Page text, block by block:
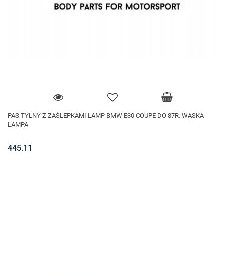
PAS TYLNY Z ZAŚLEPKAMI LAMP BMW E30 COUPE DO 87R. WĄSKA
LAMPA
445.11